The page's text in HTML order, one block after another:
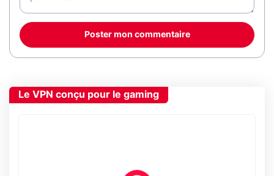
Poster mon commentaire
Le VPN conçu pour le gaming